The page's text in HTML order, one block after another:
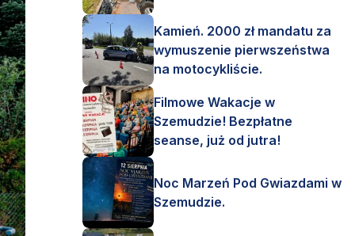
Kamień. 2000 zł mandatu za
wymuszenie pierwszeństwa
na motocykliście.
Filmowe Wakacje w
Szemudzie! Bezpłatne
seanse, już od jutra!
Noc Marzeń Pod Gwiazdami w
Szemudzie.